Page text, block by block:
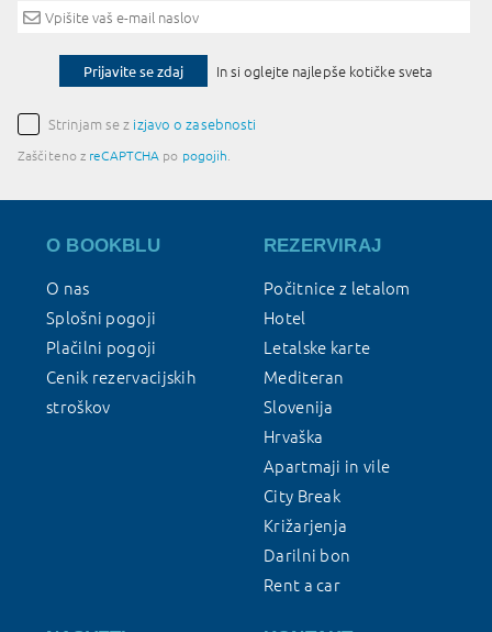
Prijavite se zdaj In si oglejte najlepše kotičke sveta
Strinjam se z izjavo o zasebnosti
Zaščiteno z reCAPTCHA po pogojih
O BOOKBLU
O nas
Splošni pogoji
Plačilni pogoji
Cenik rezervacijskih
stroškov
REZERVIRAJ
Počitnice z letalom
Hotel
Letalske karte
Mediteran
Slovenija
Hrvaška
Apartmaji in vile
City Break
Križarjenja
Darilni bon
Rent a car